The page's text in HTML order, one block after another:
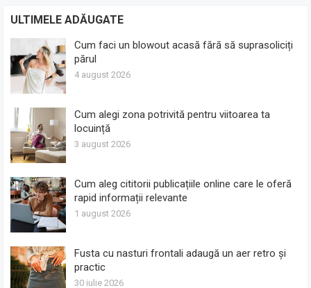
ULTIMELE ADĂUGATE
Cum faci un blowout acasă fără să suprasoliciți
părul
4 august 2026
Cum alegi zona potrivită pentru viitoarea ta
locuință
3 august 2026
Cum aleg cititorii publicațiile online care le oferă
rapid informații relevante
1 august 2026
Fusta cu nasturi frontali adaugă un aer retro și
practic
30 iulie 2026